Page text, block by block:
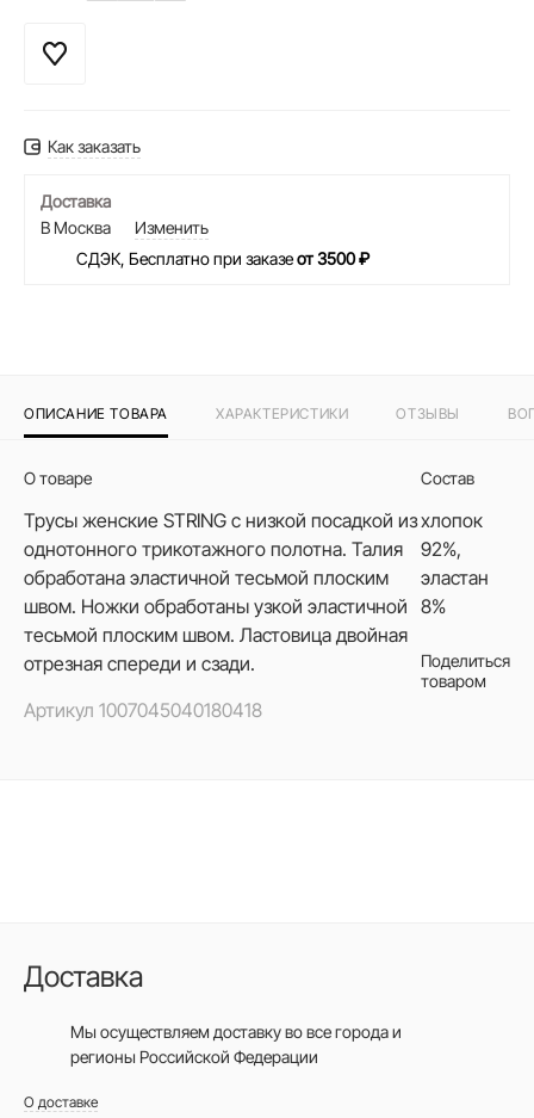
Как заказать
Доставка
В Москва
Изменить
СДЭК, Бесплатно при заказеот 3500 ₽
ОПИСАНИЕ ТОВАРА ХАРАКТЕРИСТИКИ ОТЗЫВЫ
О товаре
Трусы женские STRING с низкой посадкой из
однотонного трикотажного полотна. Талия
обработана эластичной тесьмой плоским
швом. Ножки обработаны узкой эластичной
тесьмой плоским швом. Ластовица двойная
отрезная спереди и сзади.
Артикул 1007045040180418
Состав
хлопок
92%,
эластан
8%
Поделиться
товаром
Доставка
Мы осуществляем доставку во все городаи
регионы Российской Федерации
О доставке